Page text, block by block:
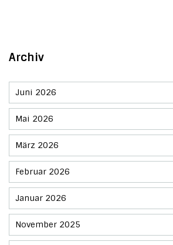
Archiv
Juni 2026
Mai 2026
März 2026
Februar 2026
Januar 2026
November 2025